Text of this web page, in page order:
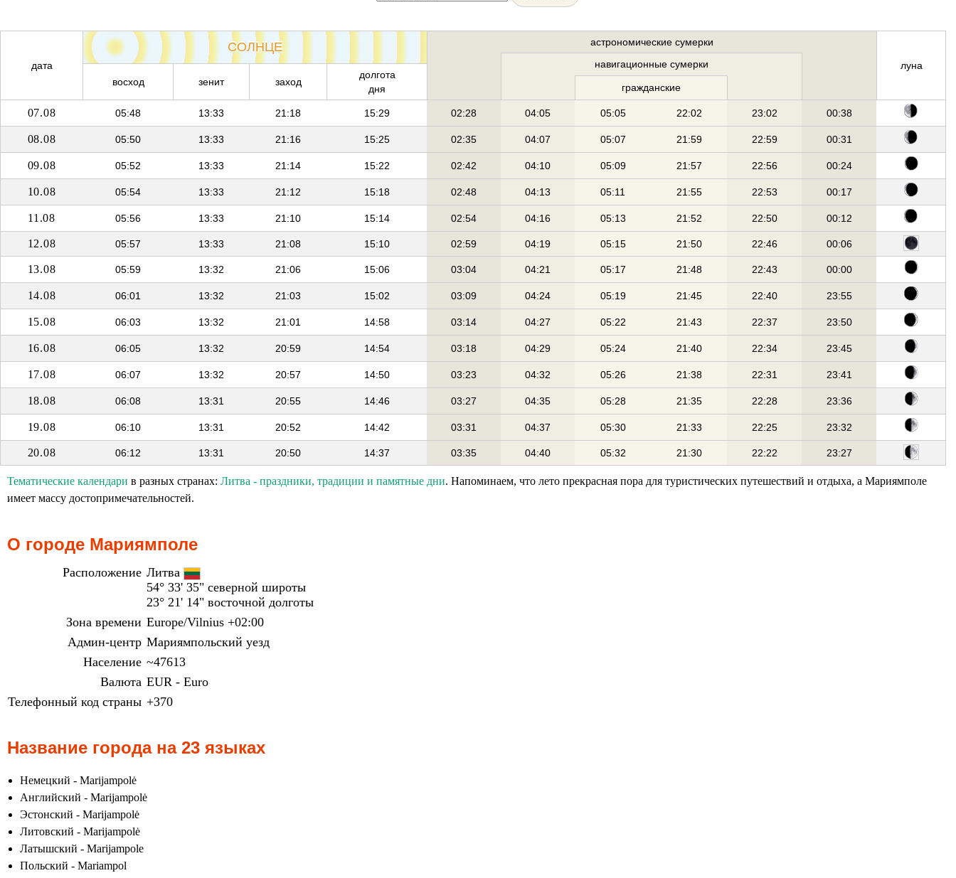
дата
СОЛНЦЕ астрономические сумерки
луна
навигационные сумерки
восход
зенит заход
долгота
дня
гражданские
07.08 05:48 13:33 21:18 15:29 02:28 04:05 05:05 22:02 23:02 00:38
08.08 05:50 13:33 21:16 15:25 02:35 04:07 05:07 21:59 22:59 00:31
09.08 05:52 13:33 21:14 15:22 02:42 04:10 05:09 21:57 22:56 00:24
10.08 05:54 13:33 21:12 15:18 02:48 04:13 05:11 21:55 22:53 00:17
11.08 05:56 13:33 21:10 15:14 02:54 04:16 05:13 21:52 22:50 00:12
12.08 05:57 13:33 21:08 15:10 02:59 04:19 05:15 21:50 22:46 00:06
13.08 05:59 13:32 21:06 15:06 03:04 04:21 05:17 21:48 22:43 00:00
14.08 06:01 13:32 21:03 15:02 03:09 04:24 05:19 21:45 22:40 23:55
15.08 06:03 13:32 21:01 14:58 03:14 04:27 05:22 21:43 22:37 23:50
16.08 06:05 13:32 20:59 14:54 03:18 04:29 05:24 21:40 22:34 23:45
17.08 06:07 13:32 20:57 14:50 03:23 04:32 05:26 21:38 22:31 23:41
18.08 06:08 13:31 20:55 14:46 03:27 04:35 05:28 21:35 22:28 23:36
19.08 06:10 13:31 20:52 14:42 03:31 04:37 05:30 21:33 22:25 23:32
20.08 06:12 13:31 20:50 14:37 03:35 04:40 05:32 21:30 22:22 23:27
Тематические календари в разных странах: Литва - праздники, традиции и памятные дни. Напоминаем, что лето прекрасная пора для туристических путешествий и отдыха, а Мариямполе
имеет массу достопримечательностей.
О городе Мариямполе
Расположение Литва
54° 33' 35" северной широты
23° 21' 14" восточной долготы
Зона времени Europe/Vilnius +02:00
Админ-центр Мариямпольский уезд
Население ~47613
Валюта EUR - Euro
Телефонный код страны +370
Название города на 23 языках
Немецкий - Marijampolė
Английский - Marijampolė
Эстонский - Marijampolė
Литовский - Marijampolė
Латышский - Marijampole
Польский - Mariampol